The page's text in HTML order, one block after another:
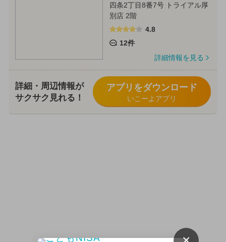
四条2丁目8番7号 トライアル厚
別店 2階
4.8
12件
詳細情報を見る
詳細・周辺情報が
サクサク見れる！
アプリをダウンロード
いこーよアプリ